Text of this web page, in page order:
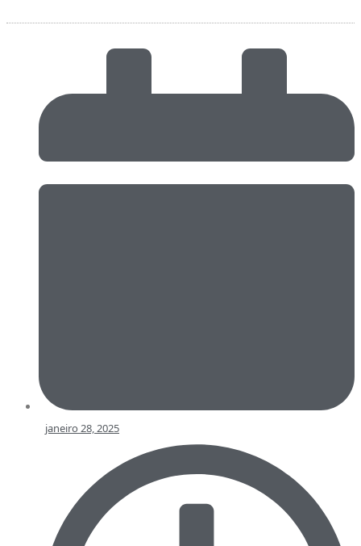
janeiro 28, 2025